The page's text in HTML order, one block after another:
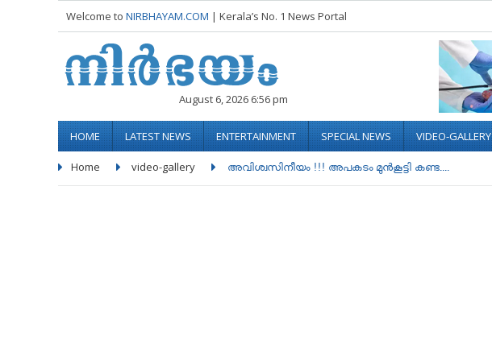
Welcome to NIRBHAYAM.COM | Kerala’s No. 1 News Portal
August 6, 2026 6:56 pm
HOME LATEST NEWS ENTERTAINMENT SPECIAL NEWS VIDEO-GALLERY
Home video-gallery അവിശ്വസിനീയം !!! അപകടം മുന്‍കൂട്ടി കണ്ട....